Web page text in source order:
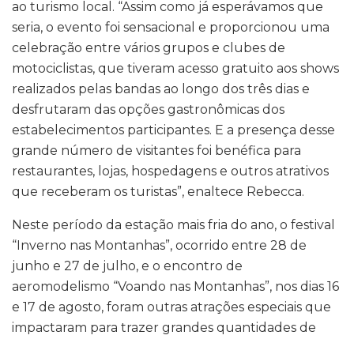
ao turismo local. “Assim como já esperávamos que
seria, o evento foi sensacional e proporcionou uma
celebração entre vários grupos e clubes de
motociclistas, que tiveram acesso gratuito aos shows
realizados pelas bandas ao longo dos três dias e
desfrutaram das opções gastronômicas dos
estabelecimentos participantes. E a presença desse
grande número de visitantes foi benéfica para
restaurantes, lojas, hospedagens e outros atrativos
que receberam os turistas”, enaltece Rebecca.
Neste período da estação mais fria do ano, o festival
“Inverno nas Montanhas”, ocorrido entre 28 de
junho e 27 de julho, e o encontro de
aeromodelismo “Voando nas Montanhas”, nos dias 16
e 17 de agosto, foram outras atrações especiais que
impactaram para trazer grandes quantidades de